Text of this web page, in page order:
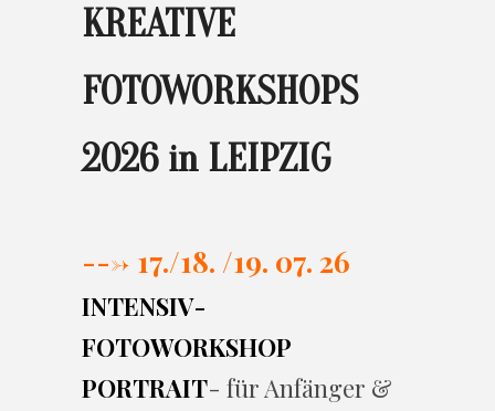
KREATIVE
FOTOWORKSHOPS
2026 in LEIPZIG
---> 17./18. /19. 07. 26
INTENSIV-
FOTOWORKSHOP
PORTRAIT- für Anfänger &